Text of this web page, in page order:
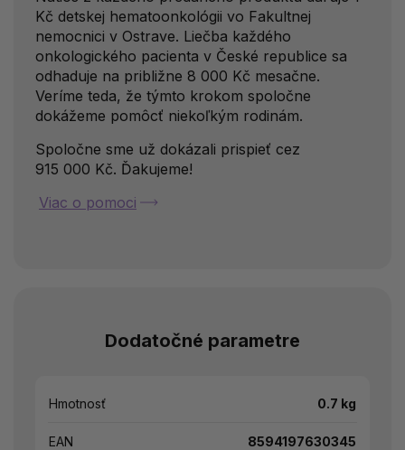
Kč detskej hematoonkológii vo Fakultnej
nemocnici v Ostrave. Liečba každého
onkologického pacienta v České republice sa
odhaduje na približne 8 000 Kč mesačne.
Veríme teda, že týmto krokom spoločne
dokážeme pomôcť niekoľkým rodinám.
Spoločne sme už dokázali prispieť cez
915 000 Kč. Ďakujeme!
Viac o pomoci
Dodatočné parametre
Hmotnosť 0.7 kg
EAN 8594197630345